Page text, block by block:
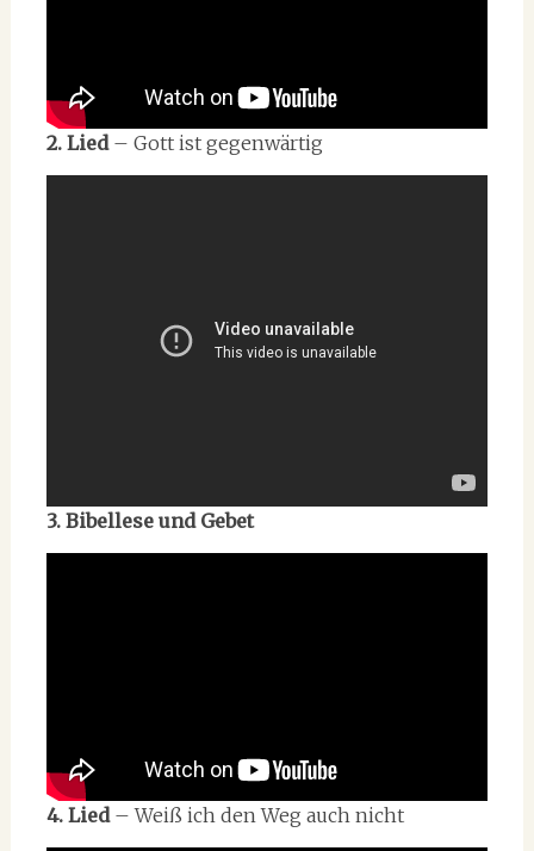
2. Lied – Gott ist gegenwärtig
3. Bibellese und Gebet
4. Lied– Weiß ich den Weg auch nicht